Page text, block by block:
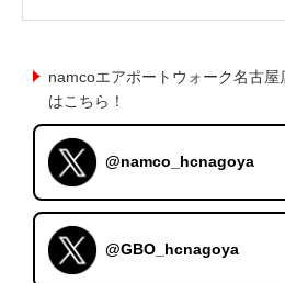
namcoエアポートウォーク名古屋
はこちら！
@namco_hcnagoya
@GBO_hcnagoya